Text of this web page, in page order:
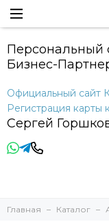
Персональный
Бизнес-
Официальный сайт
Регистрация карты
Сергей
Главная Каталог